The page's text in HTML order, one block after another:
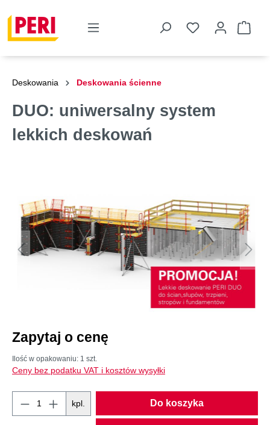
Deskowania Deskowania ścienne
DUO: uniwersalny system
lekkich deskowań
Zapytaj o cenę
Ilość w opakowaniu: 1 szt.
Ceny bez podatku VAT i kosztów wysyłki
kpl. Do koszyka